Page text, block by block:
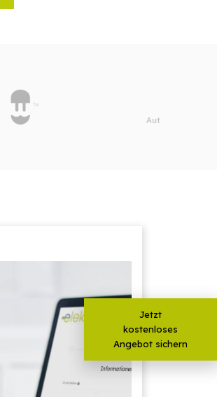
Jetzt
kostenloses
Angebot sichern